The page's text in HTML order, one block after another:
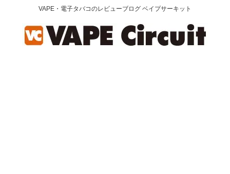
VAPE・電子タバコのレビューブログ ベイプサーキット